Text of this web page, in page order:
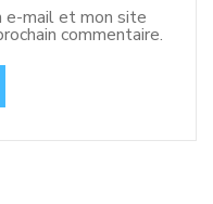
e-mail et mon site
commentaire.